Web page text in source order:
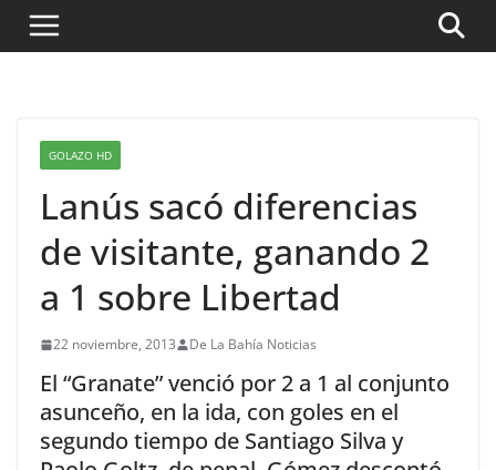
GOLAZO HD
Lanús sacó diferencias
de visitante, ganando 2
a 1 sobre Libertad
22 noviembre, 2013 De La Bahía Noticias
El “Granate” venció por 2 a 1 al conjunto
asunceño, en la ida, con goles en el
segundo tiempo de Santiago Silva y